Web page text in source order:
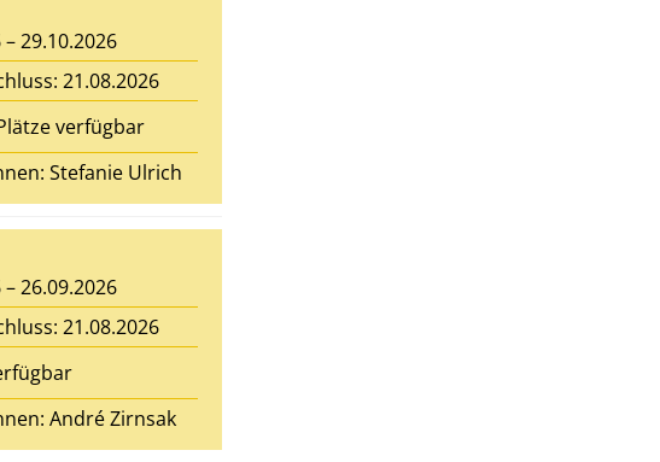
29.10.2026
21.08.2026
verfügbar
Stefanie Ulrich
26.09.2026
21.08.2026
André Zirnsak